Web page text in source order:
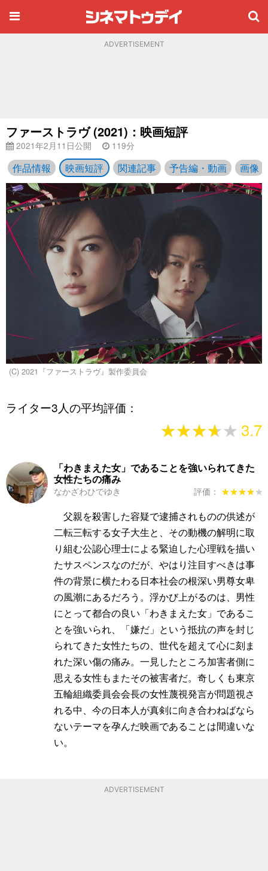
ADVERTISEMENT
ファーストラヴ (2021)：映画短評
2021年2月11日公開 119分
作品情報 映画短評 関連記事 予告編・動画 画像
(C) 2021『ファーストラヴ』製作委員会
ライター3人の平均評価：
★★★★★
★★★★★ 3.7
「わきまえた女」であることを強いられてきた
女性たちの痛み
なかざわひでゆき 評価： ★★★★★
★★★★★
父親を殺害した容疑で逮捕されものの供述が
二転三転する女子大生と、その動機の解明に取
り組む公認心理士による緊迫した心理戦を描い
たサスペンスなのだが、やはり注目すべきは事
件の背景に横たわる日本社会の根深い男尊女卑
の風潮にあるだろう。浮かび上がるのは、男性
にとって都合の良い「わきまえた女」であるこ
とを強いられ、「嫌だ」という抵抗の声を封じ
られてきた女性たちの、世代を超えて心に刻ま
れた深い傷の痛み。一見したところ加害者側に
思える女性もまたその被害者だ。奇しくも東京
五輪組織委員会会長の女性蔑視発言が問題視さ
れる中、今の日本人が真剣に向き合わねばなら
ないテーマを孕んだ映画であることは間違いな
い。
ADVERTISEMENT